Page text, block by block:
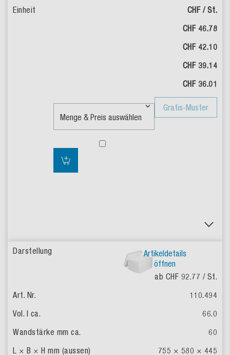
CHF / St.
CHF 46.78
CHF 42.10
CHF 39.14
CHF 36.01
Gratis-Muster
Artikeldetails
öffnen
ab CHF 92.77 / St.
110.494
66.0
60
755 × 580 × 445